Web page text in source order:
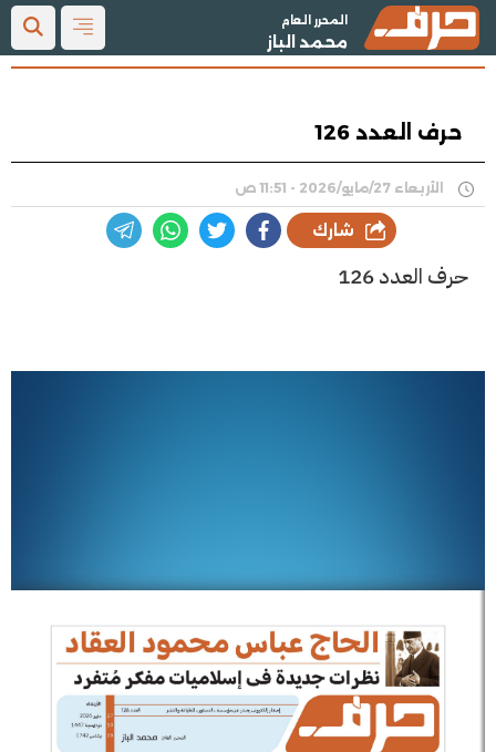
المحرر العام
محمد الباز
حرف العدد 126
الأربعاء 27/مايو/2026 - 11:51 ص
شارك
حرف العدد 126